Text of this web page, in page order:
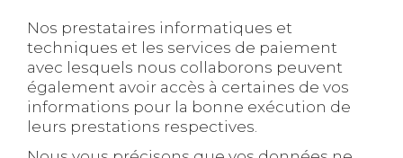
Nos prestataires informatiques et
techniques et les services de paiement
avec lesquels nous collaborons peuvent
également avoir accès à certaines de vos
informations pour la bonne exécution de
leurs prestations respectives.